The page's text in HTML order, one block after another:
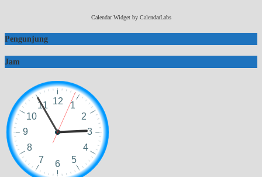
Calendar Widget by CalendarLabs
Pengunjung
Jam